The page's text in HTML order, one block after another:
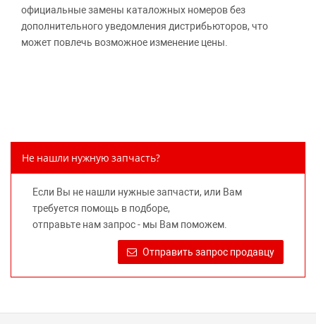
официальные замены каталожных номеров без
дополнительного уведомления дистрибьюторов, что
может повлечь возможное изменение цены.
предлагаемых к продаже запасных частей для
правообладателей указанных товарных знаков.
Требование предоставлять покупателю необходимую и
достоверную информацию о товаре, предлагаемом к
продаже, обеспечивающую возможность их правильного
выбора возложено на продавца (изготовителя) Законом
«О защите прав потребителей».
Не нашли нужную запчасть?
Если Вы не нашли нужные запчасти, или Вам
требуется помощь в подборе,
отправьте нам запрос - мы Вам поможем.
Отправить запрос продавцу